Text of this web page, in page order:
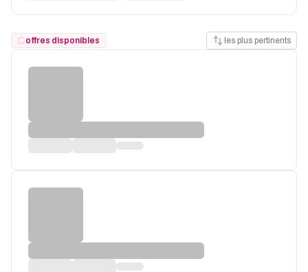
offres disponibles les plus pertinents